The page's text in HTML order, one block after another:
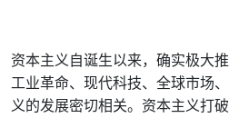
资本主义自诞生以来，确实极大
工业革命、现代科技、全球市场
义的发展密切相关。资本主义打